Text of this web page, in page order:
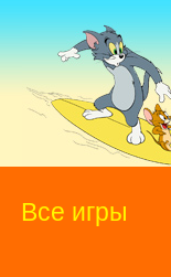
Все игры